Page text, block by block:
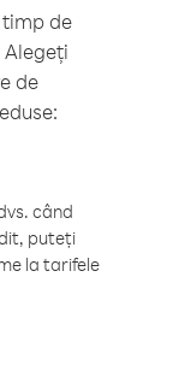
de
de
când
puteți
la tarifele